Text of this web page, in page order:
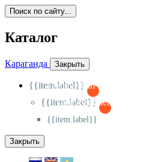
Поиск по сайту...
Каталог
Караганда Закрыть
{{item.label}}
{{activeItem==item.id?'-
{{item.label}}
{{activeSubitem==item.id?'-
{{item.label}}
Закрыть